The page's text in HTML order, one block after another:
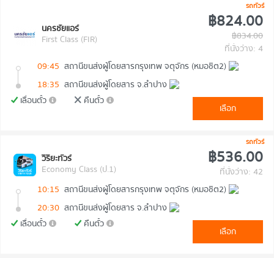
รถทัวร์
นครชัยแอร์
First Class (FIR)
฿824.00
฿834.00
ที่นั่งว่าง: 4
09:45 สถานีขนส่งผู้โดยสารกรุงเทพ จตุจักร (หมอชิต2)
18:35 สถานีขนส่งผู้โดยสาร จ.ลำปาง
เลื่อนตั๋ว
คืนตั๋ว
เลือก
รถทัวร์
วิริยะทัวร์
Economy Class (ป.1)
฿536.00
ที่นั่งว่าง: 42
10:15 สถานีขนส่งผู้โดยสารกรุงเทพ จตุจักร (หมอชิต2)
20:30 สถานีขนส่งผู้โดยสาร จ.ลำปาง
เลื่อนตั๋ว
คืนตั๋ว
เลือก